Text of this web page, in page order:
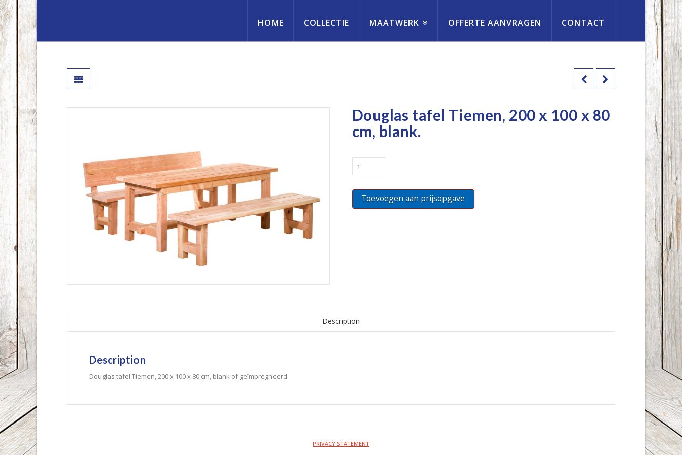
Hout
&
Handelsonderneming
HOME COLLECTIE MAATWERK OFFERTE AANVRAGEN CONTACT
Douglas tafel Tiemen, 200 x 100 x 80
cm, blank.
Douglas
tafel
200
x
Toevoegen aan prijsopgave
Description
Description
Douglas tafel Tiemen, 200 x 100 x 80 cm, blank of geïmpregneerd.
PRIVACY STATEMENT